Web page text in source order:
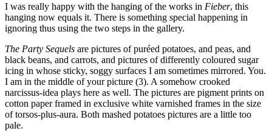
I was really happy with the hanging of the works in Fieber, this
hanging now equals it. There is something special happening in
ignoring thus using the two steps in the gallery.
The Party Sequels are pictures of puréed potatoes, and peas, and
black beans, and carrots, and pictures of differently coloured sugar
icing in whose sticky, soggy surfaces I am sometimes mirrored. You.
I am in the middle of your picture (3). A somehow crooked
narcissus-idea plays here as well. The pictures are pigment prints on
cotton paper framed in exclusive white varnished frames in the size
of torsos-plus-aura. Both mashed potatoes pictures are a little too
pale.